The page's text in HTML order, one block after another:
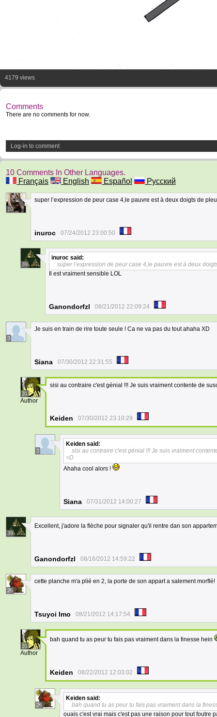
4179 views
Comments
There are no comments for now.
Log-in to comment
10 Comments In Other Languages.
Français
English Español Русский
10
super l’expression de peur case 4,le pauvre est à deux doigts de
inuroc 07/24/2012 23:00:50
39
inuroc said:
super l’expression de peur case 4,le pauvre est à deux
Il est vraiment sensible LOL
Ganondorfzl 08/21/2012 22:09:24
3
Je suis en train de rire toute seule ! Ca ne va pas du tout ahaha XD
Siana 07/30/2012 22:31:55
31
Author
sisi au contraire c'est génial !!! Je suis vraiment contente de
Keiden 07/30/2012 23:10:29
3
Keiden said:
sisi au contraire c'est génial !!! Je suis vraiment
=D
Ahaha cool alors !
Siana 07/31/2012 14:00:27
39
Excellent, j'adore la flèche pour signaler qu'il rentre dan son
Ganondorfzl 08/16/2012 14:59:22
26
cette planche m'a plié en 2, la porte de son appart a salement morflé!
Tsuyoi Imo 08/21/2012 14:17:54
31
Author
bah quand tu as peur tu fais pas vraiment dans la finesse hein
Keiden 08/22/2012 12:03:02
26
Keiden said:
bah quand tu as peur tu fais pas vraiment dans la
ouais c'est vrai mais c'est pas une raison pour tout foutre